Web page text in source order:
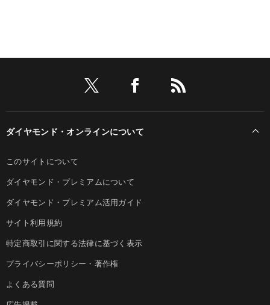
ダイヤモンド・オンラインについて
このサイトについて
ダイヤモンド・プレミアムについて
ダイヤモンド・プレミアム活用ガイド
サイト利用規約
特定商取引に関する法律に基づく表示
プライバシーポリシー・著作権
よくある質問